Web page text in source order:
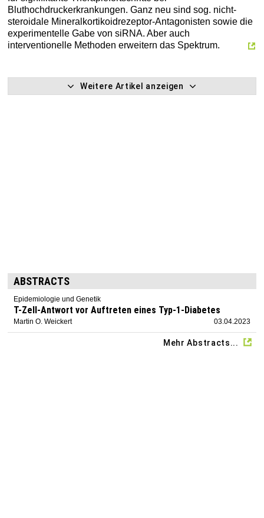
Bluthochdruckerkrankungen. Ganz neu sind sog. nicht-
steroidale Mineral­kortikoidrezeptor-Antagonisten sowie die
experimentelle Gabe von siRNA. Aber auch
interventionelle Methoden erweitern das Spektrum.
Weitere Artikel anzeigen
ABSTRACTS
Epidemiologie und Genetik
T-Zell-Antwort vor Auftreten eines Typ-1-Diabetes
Martin O. Weickert 03.04.2023
Mehr Abstracts...